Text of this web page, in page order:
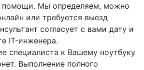
помощи. Мы определяем, можно
или требуется выезд
согласует с вами дату и
IT-инженера.
специалиста к Вашему ноутбуку
Выполнение полного